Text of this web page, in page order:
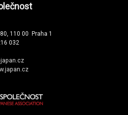
110 00 Praha 1
032